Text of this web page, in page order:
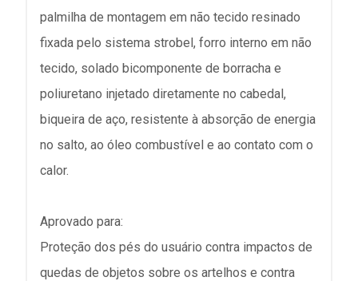
palmilha de montagem em não tecido resinado
fixada pelo sistema strobel, forro interno em não
tecido, solado bicomponente de borracha e
poliuretano injetado diretamente no cabedal,
biqueira de aço, resistente à absorção de energia
no salto, ao óleo combustível e ao contato com o
calor.
Aprovado para:
Proteção dos pés do usuário contra impactos de
quedas de objetos sobre os artelhos e contra